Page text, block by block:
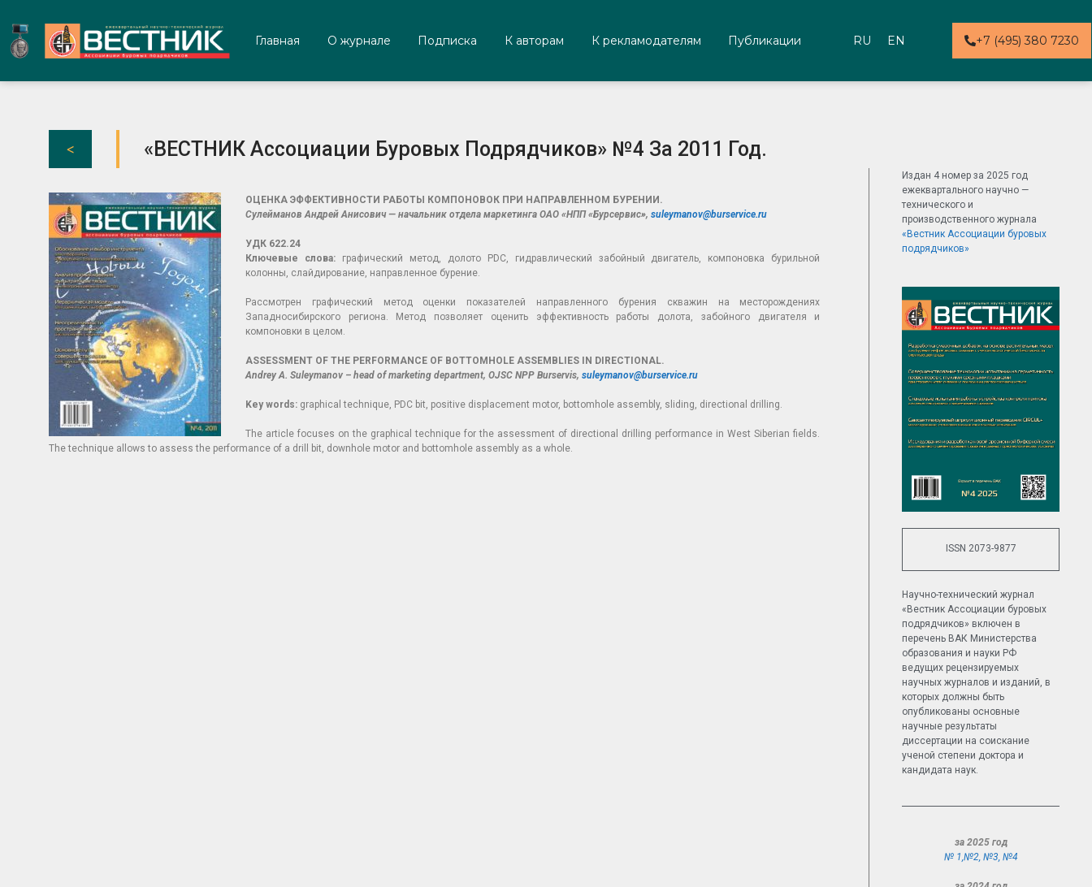
Главная О журнале Подписка К авторам К рекламодателям Публикации RU EN +7 (495) 380 7230
«ВЕСТНИК Ассоциации Буровых Подрядчиков» №4 За 2011 Год.
ОЦЕНКА ЭФФЕКТИВНОСТИ РАБОТЫ КОМПОНОВОК ПРИ НАПРАВЛЕННОМ БУРЕНИИ.
Сулейманов Андрей Анисович — начальник отдела маркетинга ОАО «НПП «Бурсервис», suleymanov@burservice.ru
УДК 622.24
Ключевые слова:графический метод, долото PDC, гидравлический забойный двигатель, компоновка бурильной
колонны, слайдирование, направленное бурение.
Рассмотрен графический метод оценки показателей направленного бурения скважин на месторождениях
Западносибирского региона. Метод позволяет оценить эффективность работы долота, забойного двигателя и
компоновки в целом.
ASSESSMENT OF THE PERFORMANCE OF BOTTOMHOLE ASSEMBLIES IN DIRECTIONAL.
Andrey A. Suleymanov – head of marketing department, OJSC NPP Burservis, suleymanov@burservice.ru
Key words: graphical technique, PDC bit, positive displacement motor, bottomhole assembly, sliding, directional drilling.
The article focuses on the graphical technique for the assessment of directional drilling performance in West Siberian fields.
The technique allows to assess the performance of a drill bit, downhole motor and bottomhole assembly as a whole.
Издан 4 номер за 2025 год
ежеквартального научно —
технического и
производственного журнала
«Вестник Ассоциации буровых
подрядчиков»
ISSN 2073-9877
Научно-технический журнал
«Вестник Ассоциации буровых
подрядчиков» включен в
перечень ВАК Министерства
образования и науки РФ
ведущих рецензируемых
научных журналов и изданий, в
которых должны быть
опубликованы основные
научные результаты
диссертации на соискание
ученой степени доктора и
кандидата наук.
за 2025 год
№ 1, №2 №3 №4